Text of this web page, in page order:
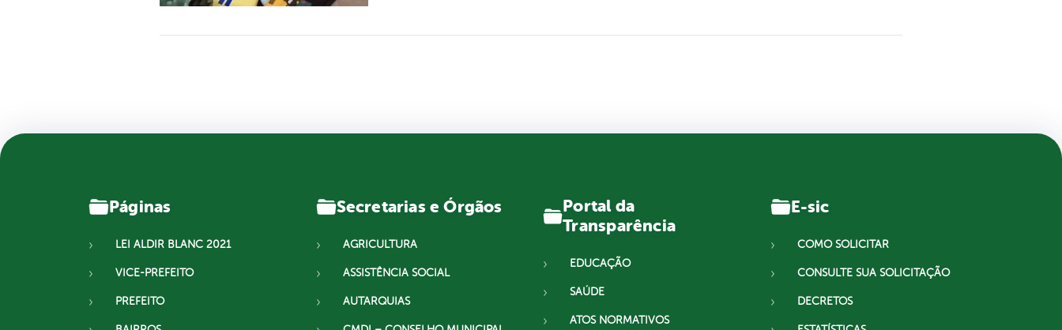
Páginas
LEI ALDIR BLANC 2021
VICE-PREFEITO
PREFEITO
Secretarias e Órgãos
AGRICULTURA
ASSISTÊNCIA SOCIAL
AUTARQUIAS
Portal da
Transparência
EDUCAÇÃO
SAÚDE
ATOS NORMATIVOS
E-sic
COMO SOLICITAR
CONSULTE SUA SOLICITAÇÃO
DECRETOS